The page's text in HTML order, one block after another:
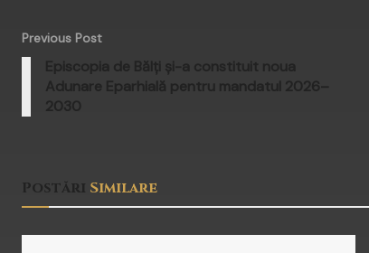
Previous Post
Episcopia de Bălți și-a constituit noua
Adunare Eparhială pentru mandatul 2026–
2030
Postări Similare